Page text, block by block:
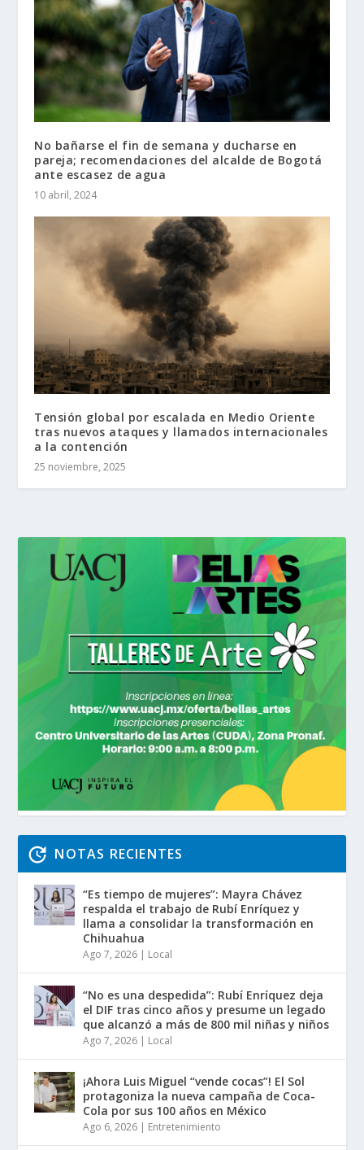
No bañarse el fin de semana y ducharse en
pareja; recomendaciones del alcalde de Bogotá
ante escasez de agua
10 abril, 2024
Tensión global por escalada en Medio Oriente
tras nuevos ataques y llamados internacionales
a la contención
25 noviembre, 2025
NOTAS RECIENTES
“Es tiempo de mujeres”: Mayra Chávez
respalda el trabajo de Rubí Enríquez y
llama a consolidar la transformación en
Chihuahua
Ago 7, 2026 | Local
“No es una despedida”: Rubí Enríquez deja
el DIF tras cinco años y presume un legado
que alcanzó a más de 800 mil niñas y niños
Ago 7, 2026 | Local
¡Ahora Luis Miguel “vende cocas”! El Sol
protagoniza la nueva campaña de Coca-
Cola por sus 100 años en México
Ago 6, 2026 | Entretenimiento